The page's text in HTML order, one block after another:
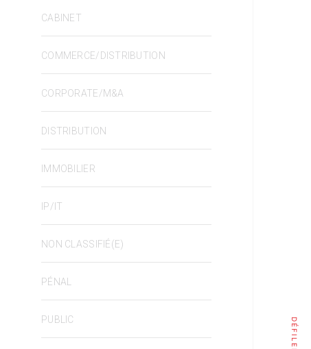
CABINET
COMMERCE/DISTRIBUTION
CORPORATE/M&A
DISTRIBUTION
IMMOBILIER
IP/IT
NON CLASSIFIÉ(E)
PÉNAL
PUBLIC